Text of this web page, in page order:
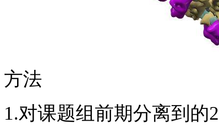
方法
1.对课题组前期分离到的